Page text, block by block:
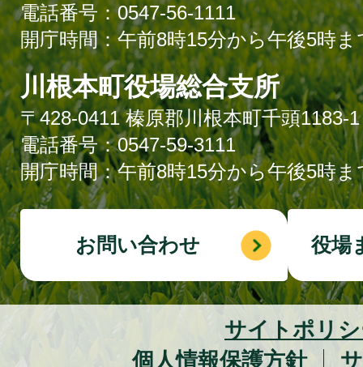
電話番号：0547-56-1111
開庁時間：午前8時15分から午後5時ま
川根本町役場総合支所
〒428-0411 榛原郡川根本町千頭1183-1
電話番号：0547-59-3111
開庁時間：午前8時15分から午後5時ま
お問い合わせ 役場
サイトポリ
個人情報保護方針